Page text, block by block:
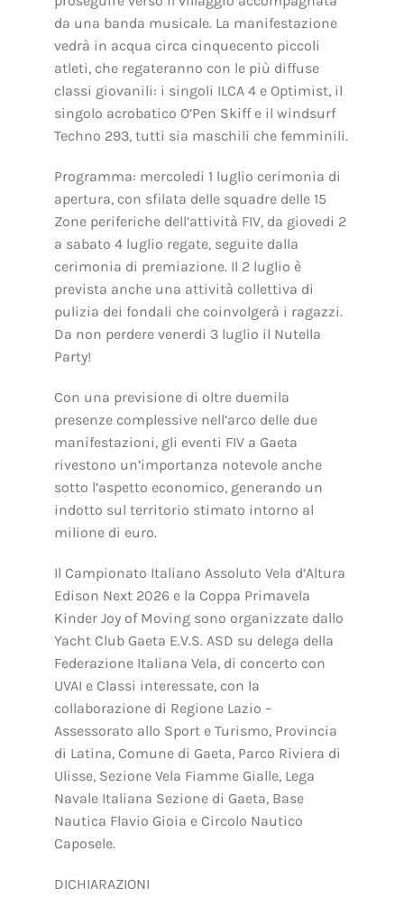
da una banda musicale. La manifestazione
vedrà in acqua circa cinquecento piccoli
atleti, che regateranno con le più diffuse
classi giovanili: i singoli ILCA 4 e Optimist, il
singolo acrobatico O’Pen Skiff e il windsurf
Techno 293, tutti sia maschili che femminili.
Programma: mercoledi 1 luglio cerimonia di
apertura, con sfilata delle squadre delle 15
Zone periferiche dell’attività FIV, da giovedi 2
a sabato 4 luglio regate, seguite dalla
cerimonia di premiazione. Il 2 luglio è
prevista anche una attività collettiva di
pulizia dei fondali che coinvolgerà i ragazzi.
Da non perdere venerdi 3 luglio il Nutella
Party!
Con una previsione di oltre duemila
presenze complessive nell’arco delle due
manifestazioni, gli eventi FIV a Gaeta
rivestono un’importanza notevole anche
sotto l’aspetto economico, generando un
indotto sul territorio stimato intorno al
milione di euro.
Il Campionato Italiano Assoluto Vela d’Altura
Edison Next 2026 e la Coppa Primavela
Kinder Joy of Moving sono organizzate dallo
Yacht Club Gaeta E.V.S. ASD su delega della
Federazione Italiana Vela, di concerto con
UVAI e Classi interessate, con la
collaborazione di Regione Lazio –
Assessorato allo Sport e Turismo, Provincia
di Latina, Comune di Gaeta, Parco Riviera di
Ulisse, Sezione Vela Fiamme Gialle, Lega
Navale Italiana Sezione di Gaeta, Base
Nautica Flavio Gioia e Circolo Nautico
Caposele.
DICHIARAZIONI